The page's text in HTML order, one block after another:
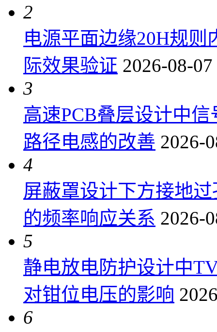
2
电源平面边缘20H规
际效果验证 2026-08-
3
高速PCB叠层设计中
路径电感的改善 2026-
4
屏蔽罩设计下方接地
的频率响应关系 2026-
5
静电放电防护设计中
对钳位电压的影响
6